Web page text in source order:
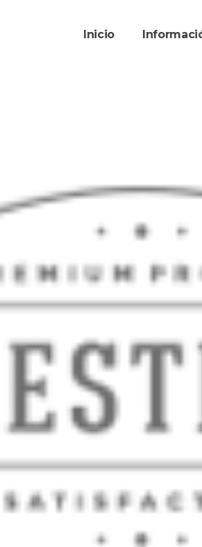
Inicio